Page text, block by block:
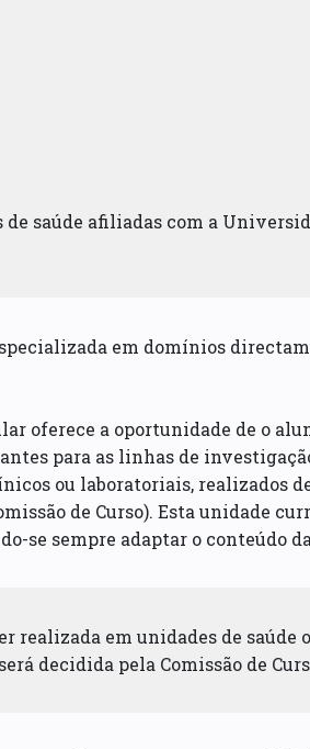
saúde afiliadas com a
em domínios
oferece a oportunidade de o
para as linhas de
ou laboratoriais, realizados
de Curso). Esta unidade
se sempre adaptar o conteúdo
realizada em unidades de
decidida pela Comissão de